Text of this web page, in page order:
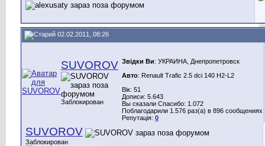
02.02.2011, 08:26
SUVOROV
Заблокирован
Звідки Ви: УКРАИНА, Днепропетровск
Авто: Renault Trafic 2.5 dci 140 H2-L2
Вік: 51
Дописи: 5.643
Вы сказали Спасибо: 1.072
Поблагодарили 1.576 раз(а) в 896 сообщениях
Репутація: 0
SUVOROV
Заблокирован